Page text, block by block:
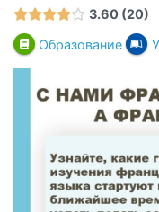
3.60 20
Образование